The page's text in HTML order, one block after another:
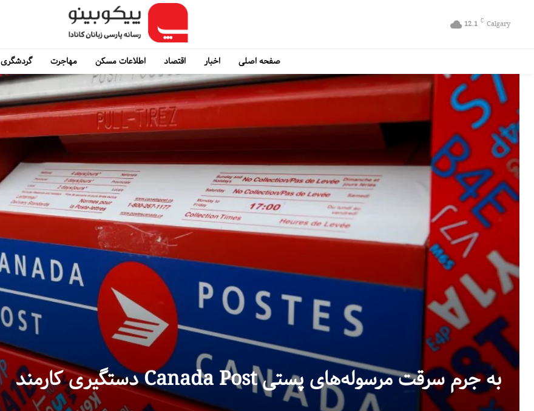
12.1 C Calgary
صفحه اصلی اخبار اقتصاد اطلاعات مسکن مهاجرت گردشگری
دستگیری کارمند Canada Post به جرم سرقت مرسوله‌های پستی